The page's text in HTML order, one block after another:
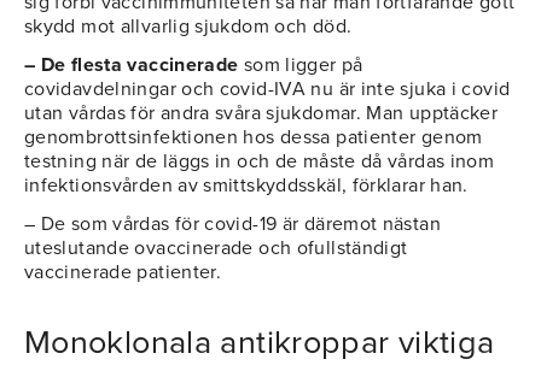
skydd mot allvarlig sjukdom och död.
– De flesta vaccinerade som ligger på
covidavdelningar och covid-IVA nu är inte sjuka i covid
utan vårdas för andra svåra sjukdomar. Man upptäcker
genombrottsinfektionen hos dessa patienter genom
testning när de läggs in och de måste då vårdas inom
infektionsvården av smittskyddsskäl, förklarar han.
– De som vårdas för covid-19 är däremot nästan
uteslutande ovaccinerade och ofullständigt
vaccinerade patienter.
Monoklonala antikroppar viktiga